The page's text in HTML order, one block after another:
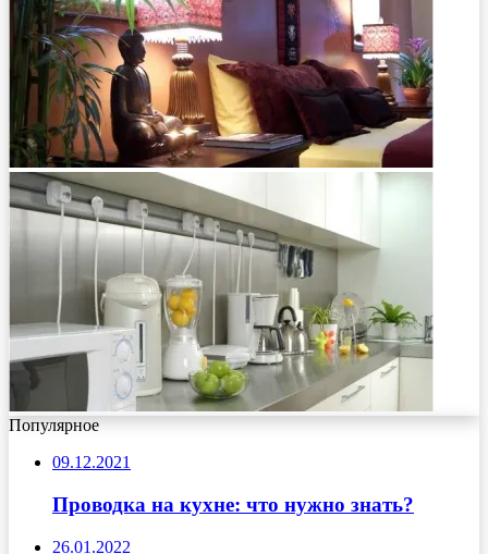
Популярное
09.12.2021
Проводка на кухне: что нужно знать?
26.01.2022